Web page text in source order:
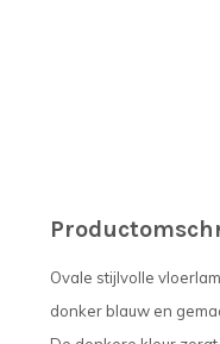
Ovale stijlvolle
donker blauw en